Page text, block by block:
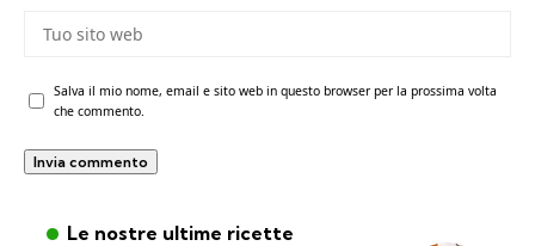
Salva il mio nome, email e sito web in questo browser per la prossima volta
che commento.
Le nostre ultime ricette